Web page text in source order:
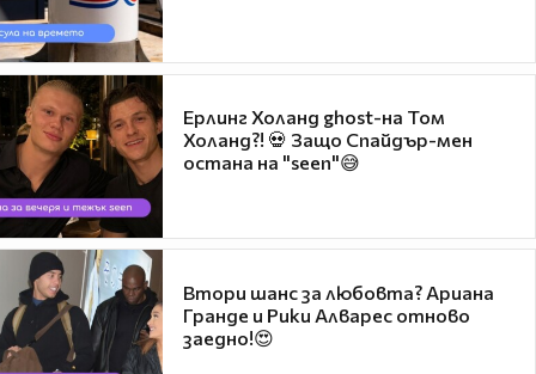
Ерлинг Холанд ghost-на Том
Холанд?! 💀 Защо Спайдър-мен
остана на "seen"😅
Втори шанс за любовта? Ариана
Гранде и Рики Алварес отново
заедно!😍